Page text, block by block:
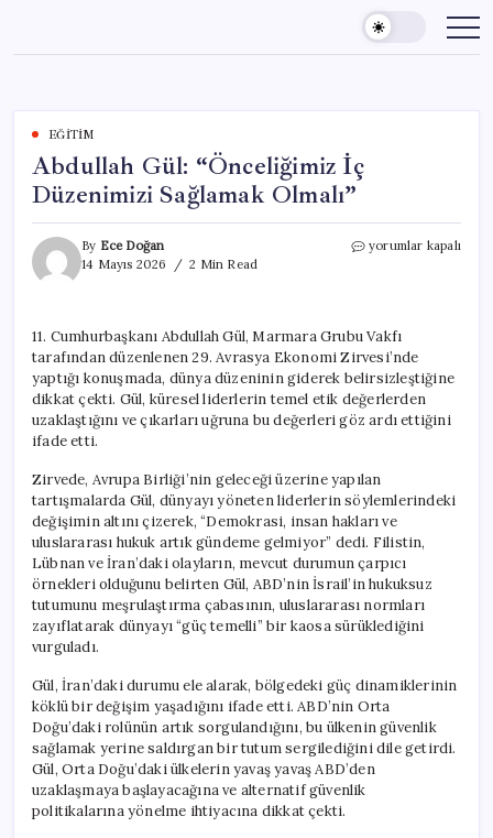
content
EĞITIM
Abdullah Gül: “Önceliğimiz İç
Düzenimizi Sağlamak Olmalı”
By Ece Doğan
14 Mayıs 2026
2 Min Read
Abdullah
Sağlamak
Olmalı”
için
yorumlar kapalı
11. Cumhurbaşkanı Abdullah Gül, Marmara Grubu Vakfı
tarafından düzenlenen 29. Avrasya Ekonomi Zirvesi’nde
yaptığı konuşmada, dünya düzeninin giderek belirsizleştiğine
dikkat çekti. Gül, küresel liderlerin temel etik değerlerden
uzaklaştığını ve çıkarları uğruna bu değerleri göz ardı ettiğini
ifade etti.
Zirvede, Avrupa Birliği’nin geleceği üzerine yapılan
tartışmalarda Gül, dünyayı yöneten liderlerin söylemlerindeki
değişimin altını çizerek, “Demokrasi, insan hakları ve
uluslararası hukuk artık gündeme gelmiyor” dedi. Filistin,
Lübnan ve İran’daki olayların, mevcut durumun çarpıcı
örnekleri olduğunu belirten Gül, ABD’nin İsrail’in hukuksuz
tutumunu meşrulaştırma çabasının, uluslararası normları
zayıflatarak dünyayı “güç temelli” bir kaosa sürüklediğini
vurguladı.
Gül, İran’daki durumu ele alarak, bölgedeki güç dinamiklerinin
köklü bir değişim yaşadığını ifade etti. ABD’nin Orta
Doğu’daki rolünün artık sorgulandığını, bu ülkenin güvenlik
sağlamak yerine saldırgan bir tutum sergilediğini dile getirdi.
Gül, Orta Doğu’daki ülkelerin yavaş yavaş ABD’den
uzaklaşmaya başlayacağına ve alternatif güvenlik
politikalarına yönelme ihtiyacına dikkat çekti.